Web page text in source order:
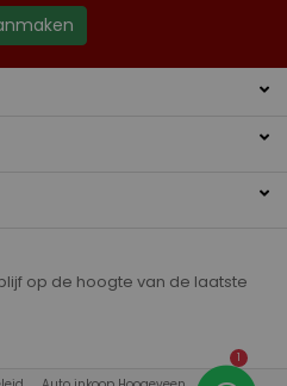
op de hoogte van de laatste
1